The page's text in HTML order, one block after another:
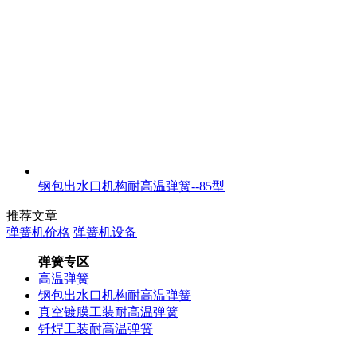
钢包出水口机构耐高温弹簧--85型
推荐文章
弹簧机价格 弹簧机设备
弹簧专区
高温弹簧
钢包出水口机构耐高温弹簧
真空镀膜工装耐高温弹簧
钎焊工装耐高温弹簧